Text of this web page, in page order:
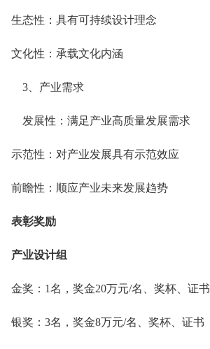
生态性：具有可持续设计理念
文化性：承载文化内涵
3、产业需求
发展性：满足产业高质量发展需求
示范性：对产业发展具有示范效应
前瞻性：顺应产业未来发展趋势
表彰奖励
产业设计组
金奖：1名，奖金20万元/名、奖杯、证书
银奖：3名，奖金8万元/名、奖杯、证书